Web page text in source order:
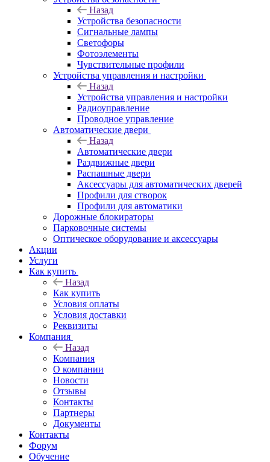
Назад
Устройства безопасности
Сигнальные лампы
Светофоры
Фотоэлементы
Чувствительные профили
Устройства управления и настройки
Назад
Устройства управления и настройки
Радиоуправление
Проводное управление
Автоматические двери
Назад
Автоматические двери
Раздвижные двери
Распашные двери
Аксессуары для автоматических дверей
Профили для створок
Профили для автоматики
Дорожные блокираторы
Парковочные системы
Оптическое оборудование и аксессуары
Акции
Услуги
Как купить
Назад
Как купить
Условия оплаты
Условия доставки
Реквизиты
Компания
Назад
Компания
О компании
Новости
Отзывы
Контакты
Партнеры
Документы
Контакты
Форум
Обучение